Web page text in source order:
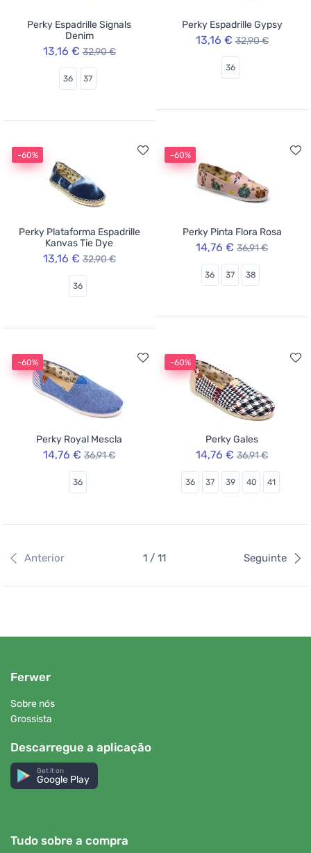
Perky Espadrille Signals
Denim
13,16 € 32,90 €
36 37
Perky Espadrille Gypsy
13,16 € 32,90 €
36
-60%
Perky Plataforma Espadrille
Kanvas Tie Dye
13,16 € 32,90 €
36
-60%
Perky Pinta Flora Rosa
14,76 € 36,91 €
36 37 38
-60%
Perky Royal Mescla
14,76 € 36,91 €
36
-60%
Perky Gales
14,76 € 36,91 €
36 37 39 40 41
Anterior 1 / 11 Seguinte
Ferwer
Sobre nós
Grossista
Descarregue a aplicação
Get it on
Google Play
Tudo sobre a compra